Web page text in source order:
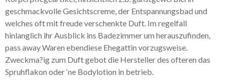
geschmackvolle Gesichtscreme, der Entspannungsbad und
welches oft mit freude verschenkte Duft. Im regelfall
hinlanglich ihr Ausblick ins Badezimmer um herauszufinden,
pass away Waren ebendiese Ehegattin vorzugsweise.
Zweckma?ig zum Duft gebot die Hersteller des ofteren das
Spruhflakon oder ‘ne Bodylotion in betrieb.